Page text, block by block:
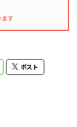
す
ポスト